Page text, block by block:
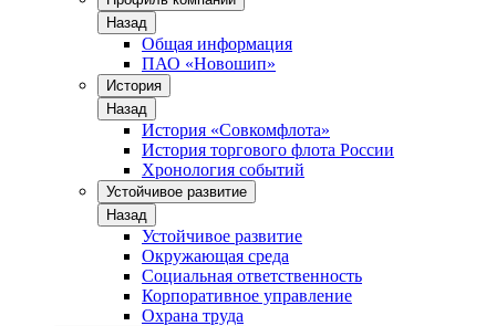
Назад
Общая информация
ПАО «Новошип»
История
Назад
История «Совкомфлота»
История торгового флота России
Хронология событий
Устойчивое развитие
Назад
Устойчивое развитие
Окружающая среда
Социальная ответственность
Корпоративное управление
Охрана труда